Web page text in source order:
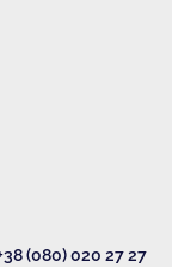
(080) 020 27 27